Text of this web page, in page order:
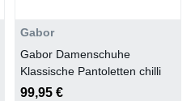
Gabor
Gabor Damenschuhe
Klassische Pantoletten chilli
99,95 €